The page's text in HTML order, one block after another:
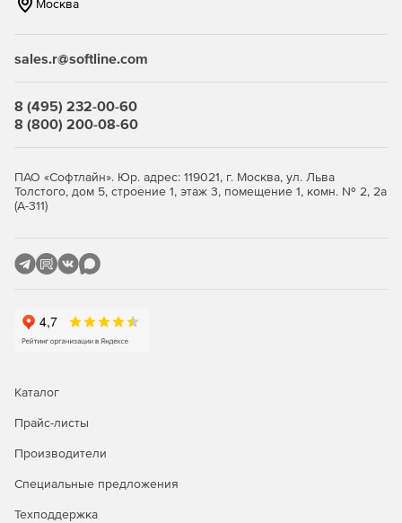
информации или выполните собственную реализацию
Гибкое развертывание
Интеграция с инфраструктурой
продуктами в магазине Marketplace или с помощью
специального API с целью предоставления своим
Москва
sales.r@softline.com
8 (495) 232-00-60
8 (800) 200-08-60
ПАО «Софтлайн». Юр. адрес: 119021, г. Москва, ул. Льва
Толстого, дом 5, строение 1, этаж 3, помещение 1, комн. № 2, 2а
(А-311)
Каталог
Прайс-листы
Производители
Специальные предложения
Техподдержка